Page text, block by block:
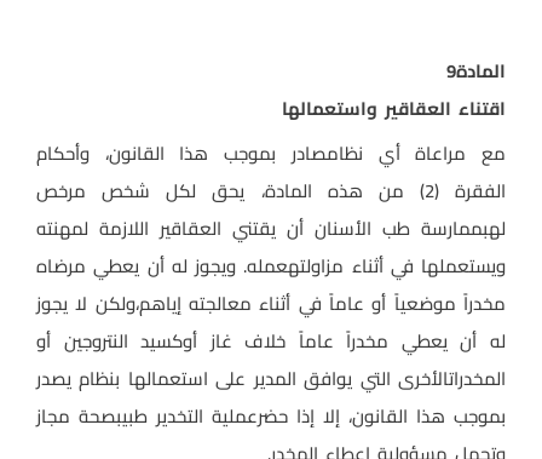
المادة9
اقتناء العقاقير واستعمالها
مع مراعاة أي نظامصادر بموجب هذا القانون، وأحكام
الفقرة (2) من هذه المادة، يحق لكل شخص مرخص
لهبممارسة طب الأسنان أن يقتني العقاقير اللازمة لمهنته
ويستعملها في أثناء مزاولتهعمله. ويجوز له أن يعطي مرضاه
مخدراً موضعياً أو عاماً في أثناء معالجته إياهم،ولكن لا يجوز
له أن يعطي مخدراً عاماً خلاف غاز أوكسيد النتروجين أو
المخدراتالأخرى التي يوافق المدير على استعمالها بنظام يصدر
بموجب هذا القانون، إلا إذا حضرعملية التخدير طبيبصحة مجاز